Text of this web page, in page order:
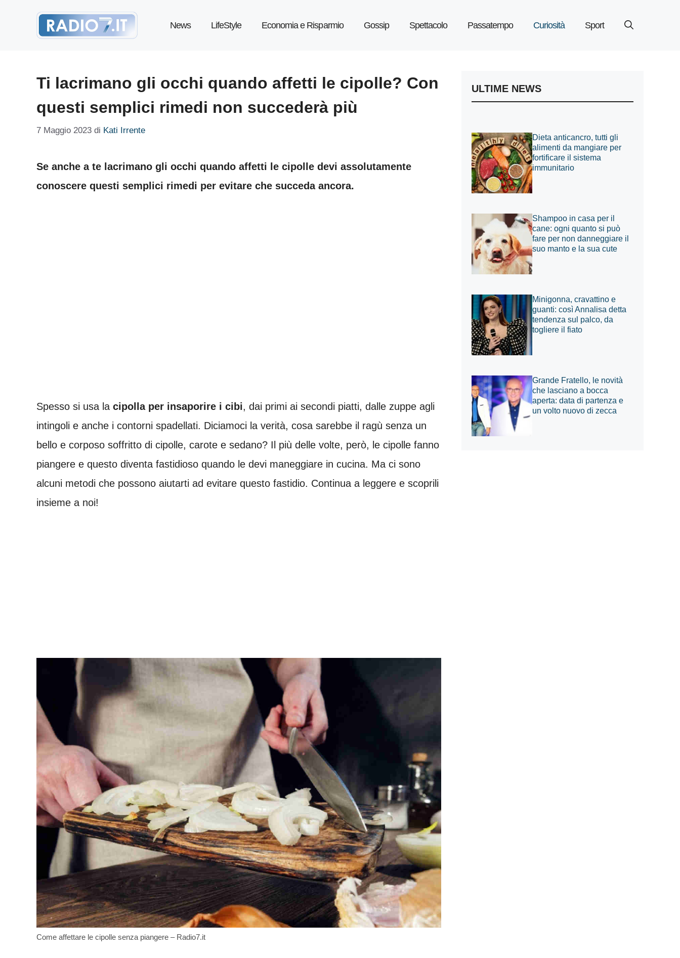
News LifeStyle Economia e Risparmio Gossip Spettacolo Passatempo Curiosità Sport
Ti lacrimano gli occhi quando affetti le cipolle? Con
questi semplici rimedi non succederà più
7 Maggio 2023 di Kati Irrente
Se anche a te lacrimano gli occhi quando affetti le cipolle devi assolutamente
conoscere questi semplici rimedi per evitare che succeda ancora.
Spesso si usa la cipolla per insaporire i cibi, dai primi ai secondi piatti, dalle zuppe agli
intingoli e anche i contorni spadellati. Diciamoci la verità, cosa sarebbe il ragù senza un
bello e corposo soffritto di cipolle, carote e sedano? Il più delle volte, però, le cipolle fanno
piangere e questo diventa fastidioso quando le devi maneggiare in cucina. Ma ci sono
alcuni metodi che possono aiutarti ad evitare questo fastidio. Continua a leggere e scoprili
insieme a noi!
Come affettare le cipolle senza piangere – Radio7.it
ULTIME NEWS
Dieta anticancro, tutti gli
alimenti da mangiare per
fortificare il sistema
immunitario
Shampoo in casa per il
cane: ogni quanto si può
fare per non danneggiare il
suo manto e la sua cute
Minigonna, cravattino e
guanti: così Annalisa detta
tendenza sul palco, da
togliere il fiato
Grande Fratello, le novità
che lasciano a bocca
aperta: data di partenza e
un volto nuovo di zecca